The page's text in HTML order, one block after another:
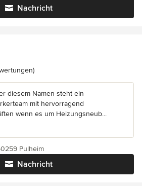
Nachricht
5 von 5 Sternen
diesem Namen steht ein
mit hervorragend
wenn es um Heizungsneub...
Nachricht
Pulheim